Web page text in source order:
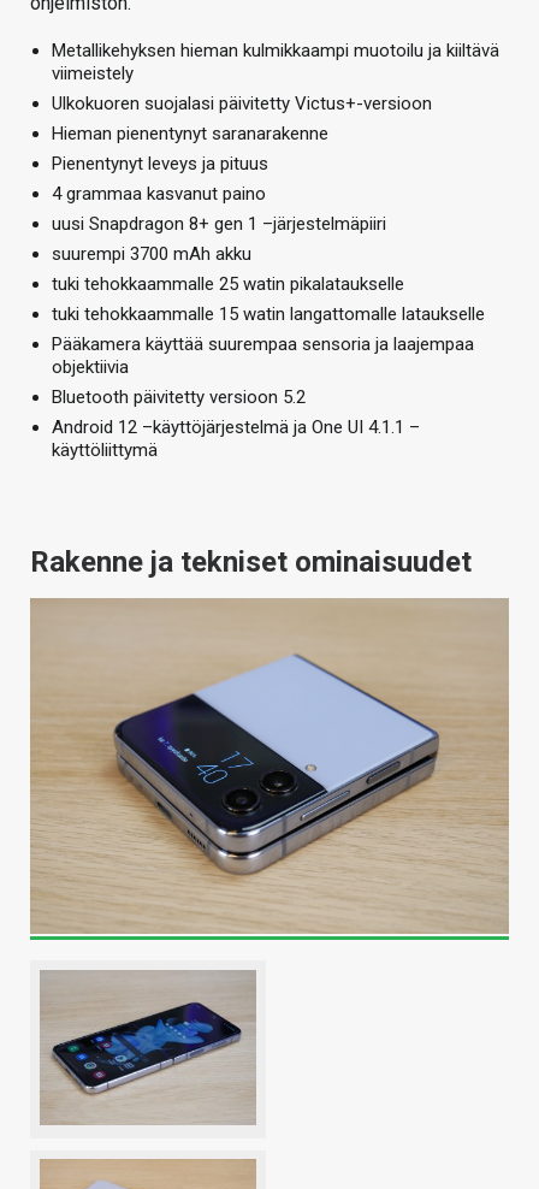
Metallikehyksen hieman kulmikkaampi muotoilu ja kiiltävä
viimeistely
Ulkokuoren suojalasi päivitetty Victus+-versioon
Hieman pienentynyt saranarakenne
Pienentynyt leveys ja pituus
4 grammaa kasvanut paino
uusi Snapdragon 8+ gen 1 –järjestelmäpiiri
suurempi 3700 mAh akku
tuki tehokkaammalle 25 watin pikalataukselle
tuki tehokkaammalle 15 watin langattomalle lataukselle
Pääkamera käyttää suurempaa sensoria ja laajempaa
objektiivia
Bluetooth päivitetty versioon 5.2
Android 12 –käyttöjärjestelmä ja One UI 4.1.1 –
käyttöliittymä
Rakenne ja tekniset ominaisuudet